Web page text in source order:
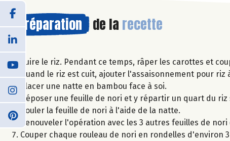
Préparation de la recette
Cuire le riz. Pendant ce temps, râper les carottes et
Quand le riz est cuit, ajouter l'assaisonnement pour riz
Placer une natte en bambou face à soi.
Déposer une feuille de nori et y répartir un quart du
Rouler la feuille de nori à l'aide de la natte.
Renouveler l'opération avec les 3 autres feuilles de
Couper chaque rouleau de nori en rondelles d'environ